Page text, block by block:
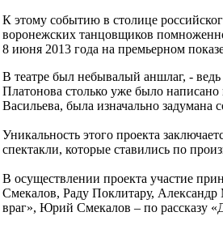
К этому событию в столице
воронежских танцовщиков
8 июня 2013 года на премьерном
В театре был небывалый аншлаг, -
Платонова столько уже было
Васильева, была изначально
Уникальность этого проекта
спектакли, которые ставились по
В осуществлении проекта участие
Смекалов, Раду Поклитару,
враг», Юрий Смекалов – по рассказу